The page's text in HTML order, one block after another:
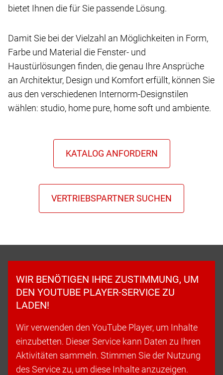
bietet Ihnen die für Sie passende Lösung.
Damit Sie bei der Vielzahl an Möglichkeiten in Form,
Farbe und Material die Fenster- und
Haustürlösungen finden, die genau Ihre Ansprüche
an Architektur, Design und Komfort erfüllt, können Sie
aus den verschiedenen Internorm-Designstilen
wählen: studio, home pure, home soft und ambiente.
WIR BENÖTIGEN IHRE ZUSTIMMUNG, UM
DEN YOUTUBE PLAYER-SERVICE ZU
LADEN!
Wir verwenden den YouTube Player, um Inhalte
einzubetten. Dieser Service kann Daten zu Ihren
Aktivitäten sammeln. Stimmen Sie der Nutzung
des Service zu, um diese Inhalte anzuzeigen.